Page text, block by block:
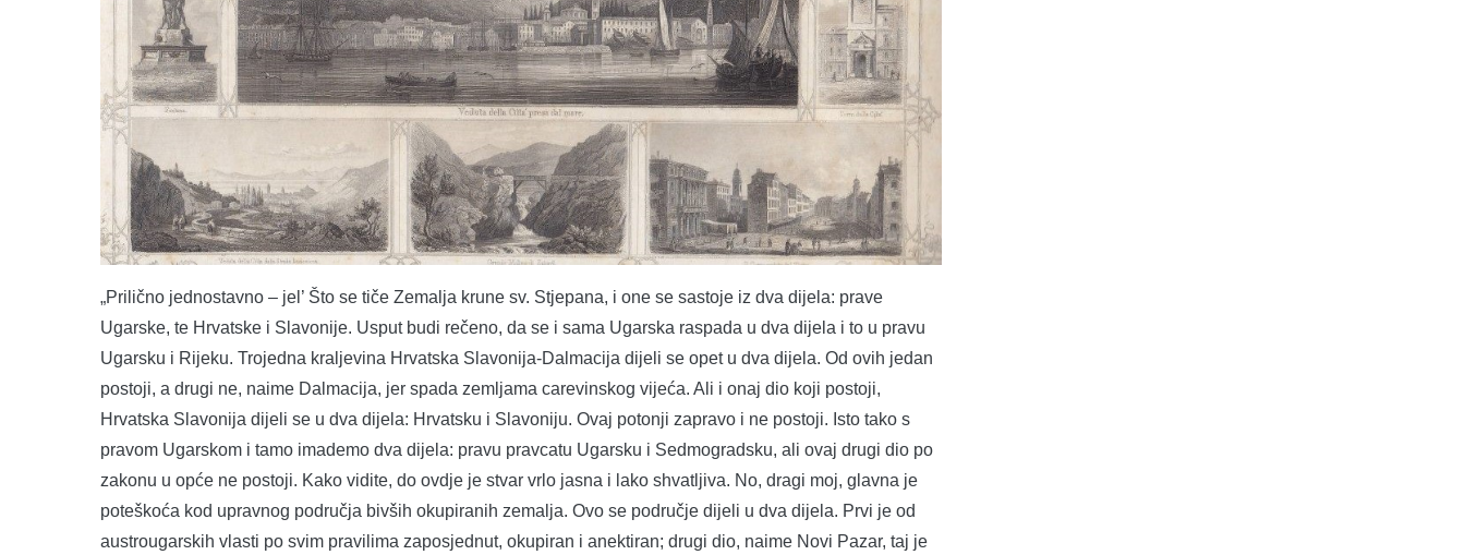
„Prilično jednostavno – jel’ Što se tiče Zemalja krune sv. Stjepana, i one se sastoje iz dva dijela: prave
Ugarske, te Hrvatske i Slavonije. Usput budi rečeno, da se i sama Ugarska raspada u dva dijela i to u pravu
Ugarsku i Rijeku. Trojedna kraljevina Hrvatska Slavonija-Dalmacija dijeli se opet u dva dijela. Od ovih jedan
postoji, a drugi ne, naime Dalmacija, jer spada zemljama carevinskog vijeća. Ali i onaj dio koji postoji,
Hrvatska Slavonija dijeli se u dva dijela: Hrvatsku i Slavoniju. Ovaj potonji zapravo i ne postoji. Isto tako s
pravom Ugarskom i tamo imademo dva dijela: pravu pravcatu Ugarsku i Sedmogradsku, ali ovaj drugi dio po
zakonu u opće ne postoji. Kako vidite, do ovdje je stvar vrlo jasna i lako shvatljiva. No, dragi moj, glavna je
poteškoća kod upravnog područja bivših okupiranih zemalja. Ovo se područje dijeli u dva dijela. Prvi je od
austrougarskih vlasti po svim pravilima zaposjednut, okupiran i anektiran; drugi dio, naime Novi Pazar, taj je